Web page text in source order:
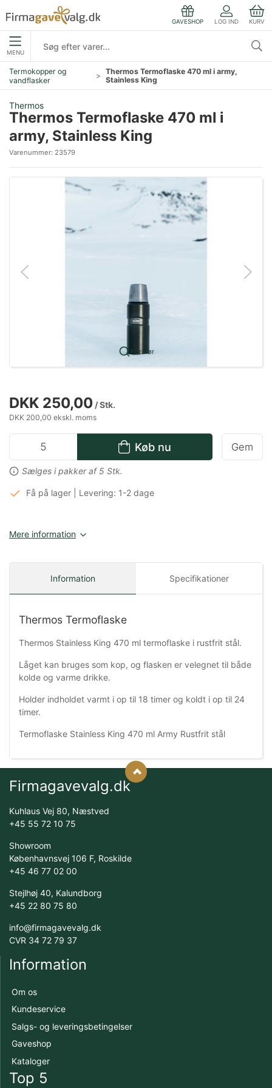
GAVESHOP LOG IND KURV
MENU
Termokopper og
vandflasker
Thermos Termoflaske 470 ml i army,
Stainless King
Thermos
Thermos Termoflaske 470 ml i
army, Stainless King
Varenummer: 23579
Forstør
DKK 250,00 / Stk.
DKK 200,00 ekskl. moms
Køb nu
Sælges i pakker af 5 Stk.
Gem
Få på lager | Levering: 1-2 dage
Mere information
Information Specifikationer
Thermos Termoflaske
Thermos Stainless King 470 ml termoflaske i rustfrit stål.
Låget kan bruges som kop, og flasken er velegnet til både
kolde og varme drikke.
Holder indholdet varmt i op til 18 timer og koldt i op til 24
timer.
Termoflaske Stainless King 470 ml Army Rustfrit stål
Firmagavevalg.dk
Kuhlaus Vej 80, Næstved
+45 55 72 10 75
Showroom
Københavnsvej 106 F, Roskilde
+45 46 77 02 00
Stejlhøj 40, Kalundborg
+45 22 80 75 80
info@firmagavevalg.dk
CVR 34 72 79 37
Information
Om os
Kundeservice
Salgs- og leveringsbetingelser
Gaveshop
Kataloger
Top 5